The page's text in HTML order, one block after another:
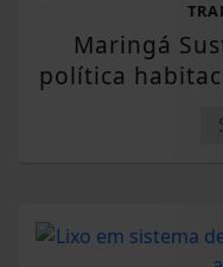
Maringá
política